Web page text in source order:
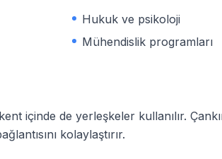
Hukuk ve psikoloji
Mühendislik programları
içinde de yerleşkeler kullanılır.
kolaylaştırır.